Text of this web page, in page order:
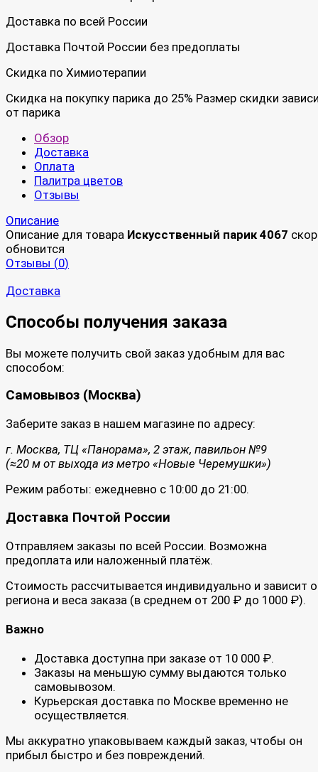
Доставка по всей России
Доставка Почтой России без предоплаты
Скидка по Химиотерапии
Скидка на покупку парика до 25% Размер скидки
от парика
Обзор
Доставка
Оплата
Палитра цветов
Отзывы
Описание
Описание для товара Искусственный парик 4067
обновится
Отзывы (0)
Доставка
Способы получения заказа
Вы можете получить свой заказ удобным для вас
способом:
Самовывоз (Москва)
Заберите заказ в нашем магазине по адресу:
г. Москва, ТЦ «Панорама», 2 этаж, павильон №9
(≈20 м от выхода из метро «Новые Черемушки»)
Режим работы: ежедневно с 10:00 до 21:00.
Доставка Почтой России
Отправляем заказы по всей России. Возможна
предоплата или наложенный платёж.
Стоимость рассчитывается индивидуально и зависит
региона и веса заказа (в среднем от 200 ₽ до 1000 ₽).
Важно
Доставка доступна при заказе от 10 000 ₽.
Заказы на меньшую сумму выдаются только
самовывозом.
Курьерская доставка по Москве временно не
осуществляется.
Мы аккуратно упаковываем каждый заказ, чтобы он
прибыл быстро и без повреждений.